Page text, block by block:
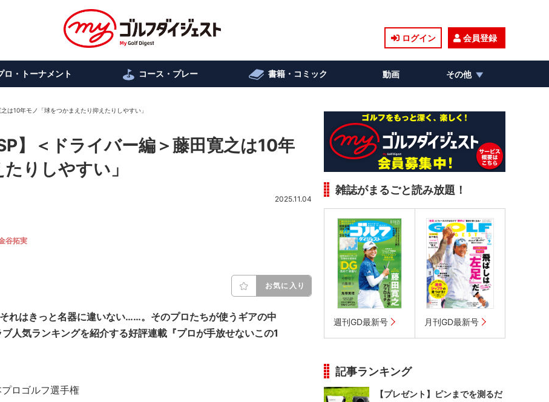
ログイン 会員登録
ロ・トーナメント コース・プレー 書籍・コミック 動画 その他
は10年モノ「球をつかまえたり抑えたりしやすい」
】＜ドライバー編＞藤田寛之は10年
りしやすい」
2025.11.04
谷拓実
お気に入り
れはきっと名器に違いない……。そのプロたちが使うギアの中
人気ランキングを紹介する好評連載『プロが手放せないこの1
ロゴルフ選手権
雑誌がまるごと読み放題！
週刊GD最新号 月刊GD最新号
記事ランキング
【プレゼント】ピンまでを測るだ